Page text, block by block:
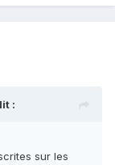
:
sur les